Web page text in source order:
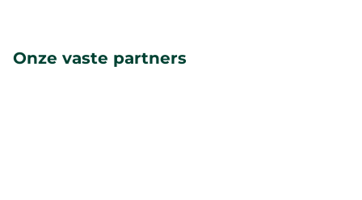
Onze vaste partners